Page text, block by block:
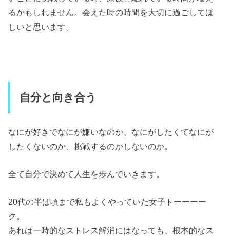
るかもしれません。会えた時の時間を大切に過ごしてほ
しいと思います。
自分と向き合う
なにが好きでなにが嫌いなのか、なにがしたくてなにが
したくないのか、挑戦するのかしないのか。
全て自分で決めて人生を歩んでいきます。
20代の半ば頃まで私もよくやっていた女子トーーーー
ク。
あれは一時的なストレス解消にはなっても、根本的なス